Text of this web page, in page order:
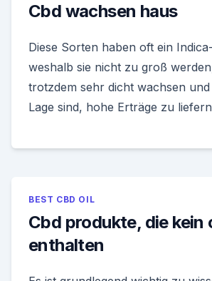
Cbd wachsen haus
Diese Sorten haben oft ein
weshalb sie nicht zu groß
trotzdem sehr dicht wachsen
Lage sind, hohe Erträge zu
BEST CBD OIL
Cbd produkte, die kein
enthalten